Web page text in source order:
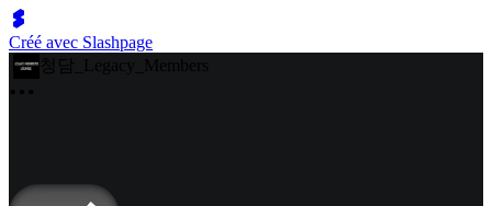
Créé avec Slashpage
청담_Legacy_Members